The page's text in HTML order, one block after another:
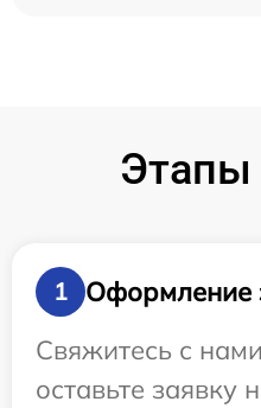
Этапы
1
Оформление
Свяжитесь с
оставьте заявку